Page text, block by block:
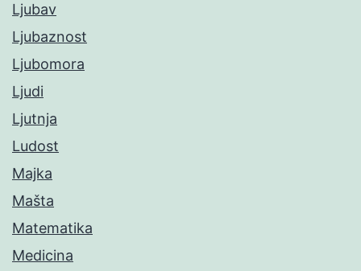
Ljubav
Ljubaznost
Ljubomora
Ljudi
Ljutnja
Ludost
Majka
Mašta
Matematika
Medicina